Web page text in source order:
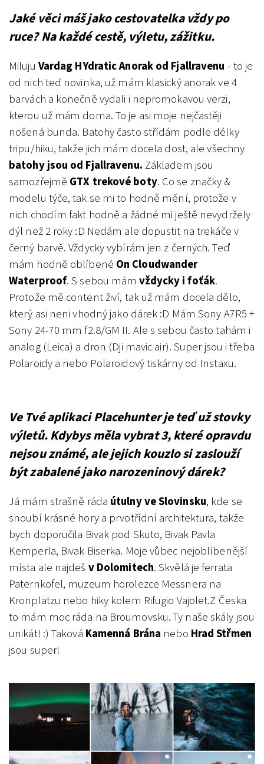
Jaké věci máš jako cestovatelka vždy po
ruce? Na každé cestě, výletu, zážitku.
Miluju Vardag HYdratic Anorak od Fjallravenu - to je
od nich teď novinka, už mám klasický anorak ve 4
barvách a konečně vydali i nepromokavou verzi,
kterou už mám doma. To je asi moje nejčastěji
nošená bunda. Batohy často střídám podle délky
tripu/hiku, takže jich mám docela dost, ale všechny
batohy jsou od Fjallravenu. Základem jsou
samozřejmě GTX trekové boty. Co se značky &
modelu týče, tak se mi to hodně mění, protože v
nich chodím fakt hodně a žádné mi ještě nevydržely
dýl než 2 roky :D Nedám ale dopustit na trekáče v
černý barvě. Vždycky vybírám jen z černých. Teď
mám hodně oblíbené On Cloudwander
Waterproof.S sebou mámvždycky i foťák.
Protože mě content živí, tak už mám docela dělo,
který asi neni vhodný jako dárek :D Mám Sony A7R5 +
Sony 24-70 mm f2.8/GM II. Ale s sebou často tahám i
analog (Leica) a dron (Dji mavic air). Super jsou i třeba
Polaroidy a nebo Polaroidový tiskárny od Instaxu.
Ve Tvé aplikaci Placehunter je teď už stovky
výletů. Kdybys měla vybrat 3, které opravdu
nejsou známé, ale jejich kouzlo si zaslouží
být zabalené jako narozeninový dárek?
Já mám strašně ráda útulny ve Slovinsku, kde se
snoubí krásné hory a prvotřídní architektura, takže
bych doporučila Bivak pod Skuto, Bivak Pavla
Kemperla, Bivak Biserka. Moje vůbec nejoblíbenější
místa ale najdeš v Dolomitech. Skvělá je ferrata
Paternkofel, muzeum horolezce Messnera na
Kronplatzu nebo hiky kolem Rifugio Vajolet.Z Česka
to mám moc ráda na Broumovsku. Ty naše skály jsou
unikát! :) Taková Kamenná Brána nebo Hrad Střmen
jsou super!